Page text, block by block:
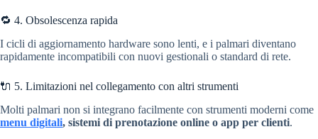
🔁 4. Obsolescenza rapida
I cicli di aggiornamento hardware sono lenti, e i palmari diventano
rapidamente incompatibili con nuovi gestionali o standard di rete.
🔌 5. Limitazioni nel collegamento con altri strumenti
Molti palmari non si integrano facilmente con strumenti moderni come
menu digitali, sistemi di prenotazione online o app per clienti.